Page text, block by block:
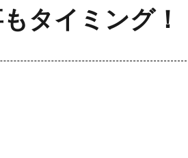
タイミング！